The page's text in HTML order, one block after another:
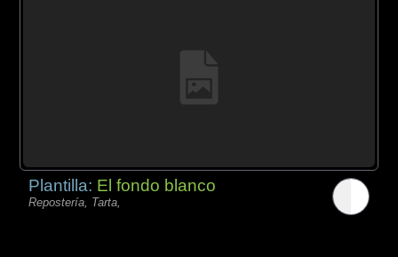
Plantilla: El fondo blanco
Repostería, Tarta,